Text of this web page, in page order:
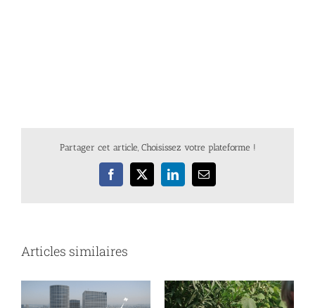
Partager cet article, Choisissez votre plateforme !
Facebook
X LinkedInEmail
Articles similaires